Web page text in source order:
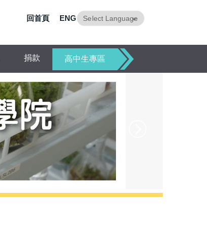
Translate
回首頁 ENG
捐款 高中生專區